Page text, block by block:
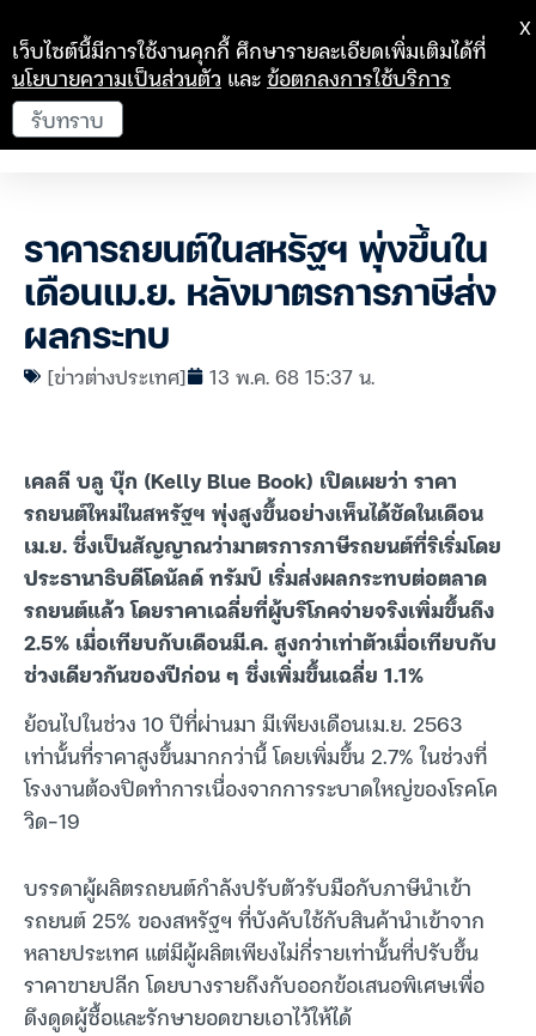
ราคารถยนต์ในสหรัฐฯ พุ่งขึ้นใน
เดือนเม.ย. หลังมาตรการภาษีส่ง
ผลกระทบ
[ข่าวต่างประเทศ] 13 พ.ค. 68 15:37 น.
เคลลี บลู บุ๊ก (Kelly Blue Book) เปิดเผยว่า ราคา
รถยนต์ใหม่ในสหรัฐฯ พุ่งสูงขึ้นอย่างเห็นได้ชัดในเดือน
เม.ย. ซึ่งเป็นสัญญาณว่ามาตรการภาษีรถยนต์ที่ริเริ่มโดย
ประธานาธิบดีโดนัลด์ ทรัมป์ เริ่มส่งผลกระทบต่อตลาด
รถยนต์แล้ว โดยราคาเฉลี่ยที่ผู้บริโภคจ่ายจริงเพิ่มขึ้นถึง
2.5% เมื่อเทียบกับเดือนมี.ค. สูงกว่าเท่าตัวเมื่อเทียบกับ
ช่วงเดียวกันของปีก่อน ๆ ซึ่งเพิ่มขึ้นเฉลี่ย 1.1%
ย้อนไปในช่วง 10 ปีที่ผ่านมา มีเพียงเดือนเม.ย. 2563
เท่านั้นที่ราคาสูงขึ้นมากกว่านี้ โดยเพิ่มขึ้น 2.7% ในช่วงที่
โรงงานต้องปิดทำการเนื่องจากการระบาดใหญ่ของโรคโค
วิด-19
บรรดาผู้ผลิตรถยนต์กำลังปรับตัวรับมือกับภาษีนำเข้า
รถยนต์ 25% ของสหรัฐฯ ที่บังคับใช้กับสินค้านำเข้าจาก
หลายประเทศ แต่มีผู้ผลิตเพียงไม่กี่รายเท่านั้นที่ปรับขึ้น
ราคาขายปลีก โดยบางรายถึงกับออกข้อเสนอพิเศษเพื่อ
ดึงดูดผู้ซื้อและรักษายอดขายเอาไว้ให้ได้
เว็บไซต์นี้มีการใช้งานคุกกี้ ศึกษารายละเอียดเพิ่มเติมได้ที่
นโยบายความเป็นส่วนตัว และข้อตกลงการใช้บริการ
รับทราบ
X